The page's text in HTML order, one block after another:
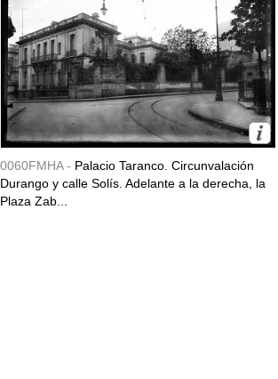
0060FMHA - Palacio Taranco. Circunvalación
Durango y calle Solís. Adelante a la derecha, la
Plaza Zab...